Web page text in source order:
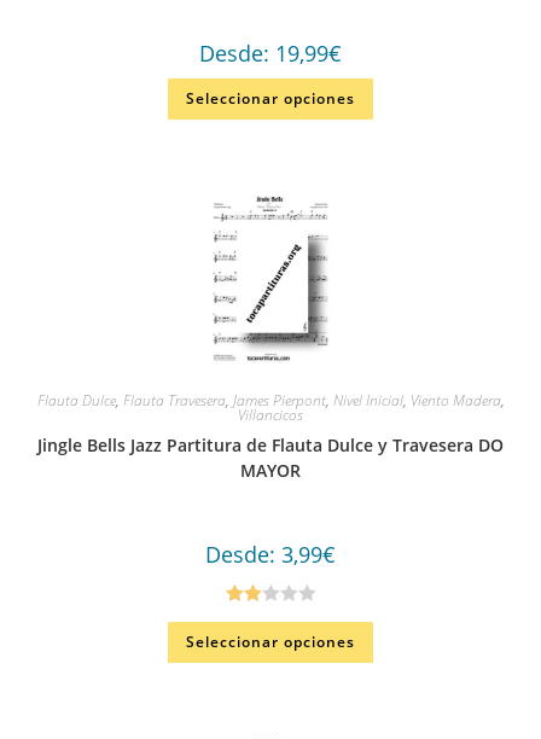
Desde: 19,99€
Seleccionar opciones
Flauta Dulce, Flauta Travesera, James Pierpont, Nivel Inicial, Viento Madera,
Villancicos
Jingle Bells Jazz Partitura de Flauta Dulce y Travesera DO
MAYOR
Desde: 3,99€
Valo
rado
Seleccionar opciones